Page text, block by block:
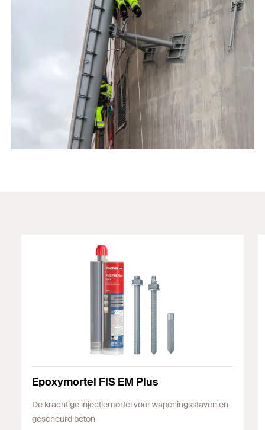
Epoxymortel FIS EM Plus
De krachtige injectiemortel voor wapeningsstaven en
gescheurd beton